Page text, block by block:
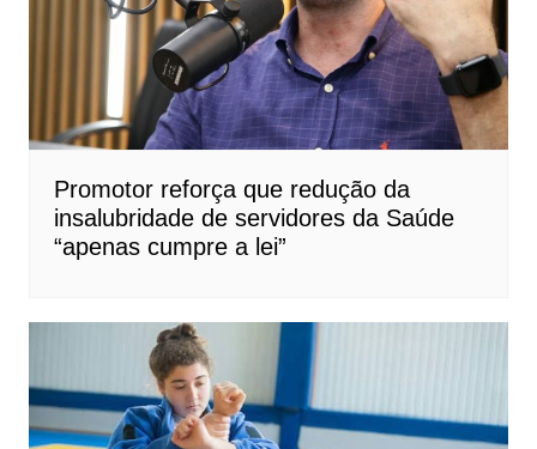
Promotor reforça que redução da
insalubridade de servidores da Saúde
“apenas cumpre a lei”